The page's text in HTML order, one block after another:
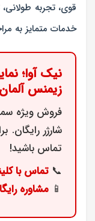
قوی، تجربه
خدمات متمایز به
نیک آوا؛
زیمنس آلمان
فروش ویژه
شارژر
تماس باشید!
📞 تماس با کلینیک:
📱 مشاوره